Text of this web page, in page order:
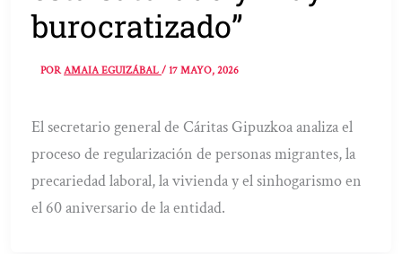
burocratizado”
PORAMAIA EGUIZÁBAL/17 MAYO, 2026
El secretario general de Cáritas Gipuzkoa analiza el
proceso de regularización de personas migrantes, la
precariedad laboral, la vivienda y el sinhogarismo en
el 60 aniversario de la entidad.